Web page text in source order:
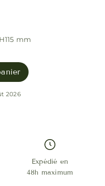
mm
2026
Expédié en
48h maximum